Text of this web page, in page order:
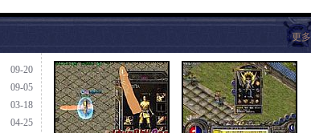
更多
09-20
09-05
03-18
04-25